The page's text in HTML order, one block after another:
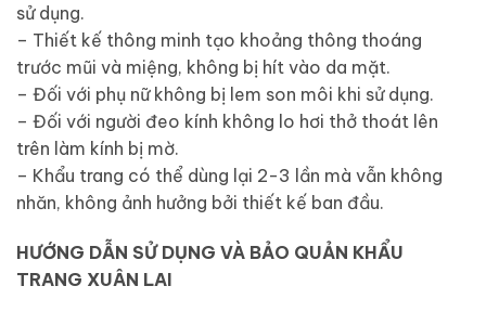
sử dụng.
– Thiết kế thông minh tạo khoảng thông thoáng
trước mũi và miệng, không bị hít vào da mặt.
– Đối với phụ nữ không bị lem son môi khi sử dụng.
– Đối với người đeo kính không lo hơi thở thoát lên
trên làm kính bị mờ.
– Khẩu trang có thể dùng lại 2-3 lần mà vẫn không
nhăn, không ảnh hưởng bởi thiết kế ban đầu.
HƯỚNG DẪN SỬ DỤNG VÀ BẢO QUẢN KHẨU
TRANG XUÂN LAI